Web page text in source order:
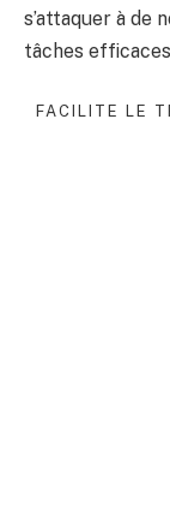
s’attaquer à de
tâches
FACILITE LE